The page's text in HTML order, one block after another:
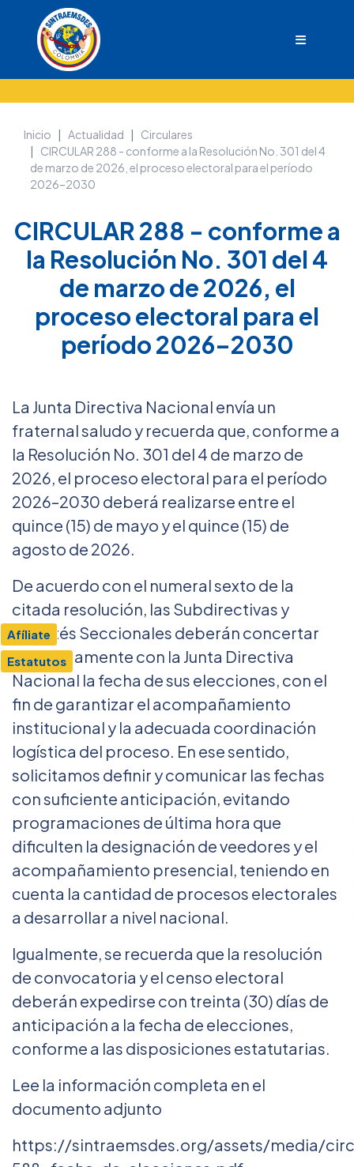
Afíliate
Estatutos
Inicio Actualidad
Circulares
CIRCULAR 288 - conforme a la Resolución No. 301 del 4
de marzo de 2026, el proceso electoral para el período
2026–2030
CIRCULAR 288 - conforme a
la Resolución No. 301 del 4
de marzo de 2026, el
proceso electoral para el
período 2026–2030
La Junta Directiva Nacional envía un
fraternal saludo y recuerda que, conforme a
la Resolución No. 301 del 4 de marzo de
2026, el proceso electoral para el período
2026–2030 deberá realizarse entre el
quince (15) de mayo y el quince (15) de
agosto de 2026.
De acuerdo con el numeral sexto de la
citada resolución, las Subdirectivas y
Comités Seccionales deberán concertar
oportunamente con la Junta Directiva
Nacional la fecha de sus elecciones, con el
fin de garantizar el acompañamiento
institucional y la adecuada coordinación
logística del proceso. En ese sentido,
solicitamos definir y comunicar las fechas
con suficiente anticipación, evitando
programaciones de última hora que
dificulten la designación de veedores y el
acompañamiento presencial, teniendo en
cuenta la cantidad de procesos electorales
a desarrollar a nivel nacional.
Igualmente, se recuerda que la resolución
de convocatoria y el censo electoral
deberán expedirse con treinta (30) días de
anticipación a la fecha de elecciones,
conforme a las disposiciones estatutarias.
Lee la información completa en el
documento adjunto
https://sintraemsdes.org/assets/media/